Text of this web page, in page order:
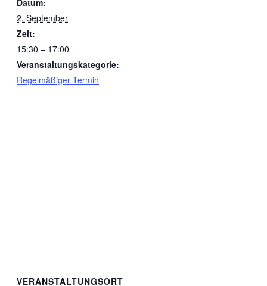
Datum:
2. September
Zeit:
15:30 – 17:00
Veranstaltungskategorie:
Regelmäßiger Termin
VERANSTALTUNGSORT